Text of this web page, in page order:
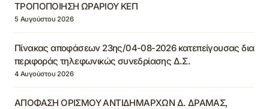
ΤΡΟΠΟΠΟΙΗΣΗ ΩΡΑΡΙΟΥ ΚΕΠ
5 Αυγούστου 2026
Πίνακας αποφάσεων 23ης/04-08-2026 κατεπείγουσας δια
περιφοράς τηλεφωνικώς συνεδρίασης Δ.Σ.
4 Αυγούστου 2026
ΑΠΟΦΑΣΗ ΟΡΙΣΜΟΥ ΑΝΤΙΔΗΜΑΡΧΩΝ Δ. ΔΡΑΜΑΣ,